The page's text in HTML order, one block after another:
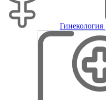
Гинекология